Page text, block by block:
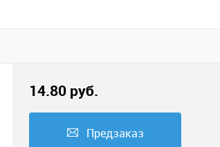
14.80 руб.
Предзаказ